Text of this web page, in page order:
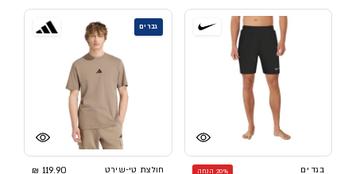
בגד ים 20% הנחה
גברים
חולצת טי-שירט
119.90 ₪